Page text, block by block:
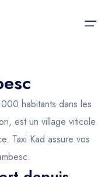
habitants dans les
est un village viticole
Taxi Kad assure vos